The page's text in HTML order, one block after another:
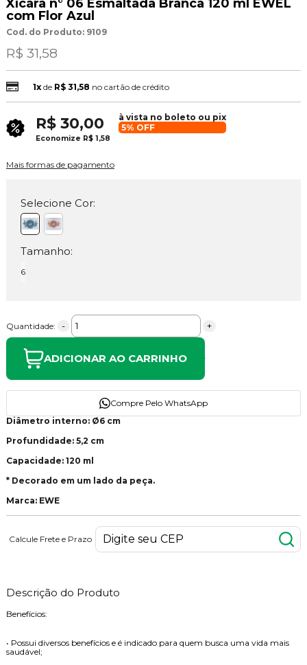
Xícara n° 06 Esmaltada Branca 120 ml EWEL
com Flor Azul
Cod. do Produto: 9109
R$ 31,58
1xde R$ 31,58 no cartão de crédito
R$ 30,00
à vista no boleto ou pix
5% OFF
Economize R$ 1,58
Mais formas de pagamento
Selecione Cor:
Tamanho:
6
Quantidade: - +
ADICIONAR AO CARRINHO
Compre Pelo WhatsApp
Diâmetro interno: Ø6 cm
Profundidade: 5,2 cm
Capacidade: 120 ml
* Decorado em um lado da peça.
Marca: EWE
Calcule Frete e Prazo
Descrição do Produto
Benefícios:
• Possui diversos benefícios e é indicado para quem busca uma vida mais
saudável;